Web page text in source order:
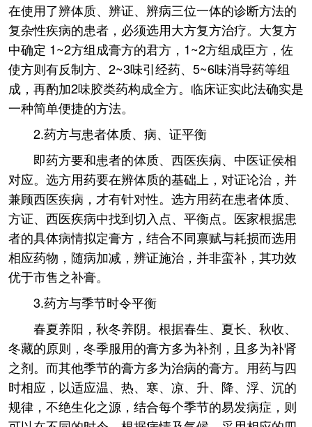
在使用了辨体质、辨证、辨病三位一体的诊断方法的
复杂性疾病的患者，必须选用大方复方治疗。大复方
中确定 1~2方组成膏方的君方，1~2方组成臣方，佐
使方则有反制方、2~3味引经药、5~6味消导药等组
成，再酌加2味胶类药构成全方。临床证实此法确实是
一种简单便捷的方法。
2.药方与患者体质、病、证平衡
即药方要和患者的体质、西医疾病、中医证侯相
对应。选方用药要在辨体质的基础上，对证论治，并
兼顾西医疾病，才有针对性。选方用药在患者体质、
方证、西医疾病中找到切入点、平衡点。医家根据患
者的具体病情拟定膏方，结合不同禀赋与耗损而选用
相应药物，随病加减，辨证施治，并非蛮补，其功效
优于市售之补膏。
3.药方与季节时令平衡
春夏养阳，秋冬养阴。根据春生、夏长、秋收、
冬藏的原则，冬季服用的膏方多为补剂，且多为补肾
之剂。而其他季节的膏方多为治病的膏方。用药与四
时相应，以适应温、热、寒、凉、升、降、浮、沉的
规律，不绝生化之源，结合每个季节的易发病症，则